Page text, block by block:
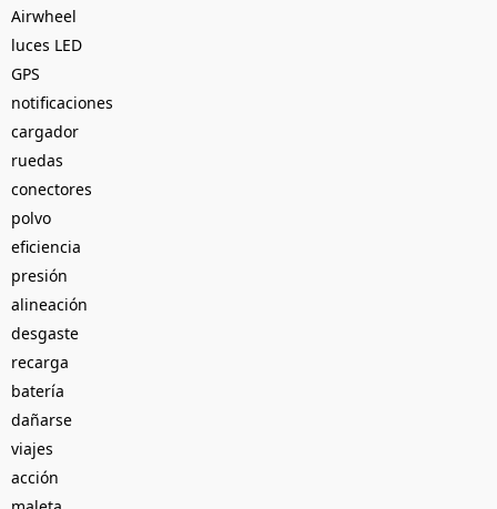
Airwheel
luces LED
GPS
notificaciones
cargador
ruedas
conectores
polvo
eficiencia
presión
alineación
desgaste
recarga
batería
dañarse
viajes
acción